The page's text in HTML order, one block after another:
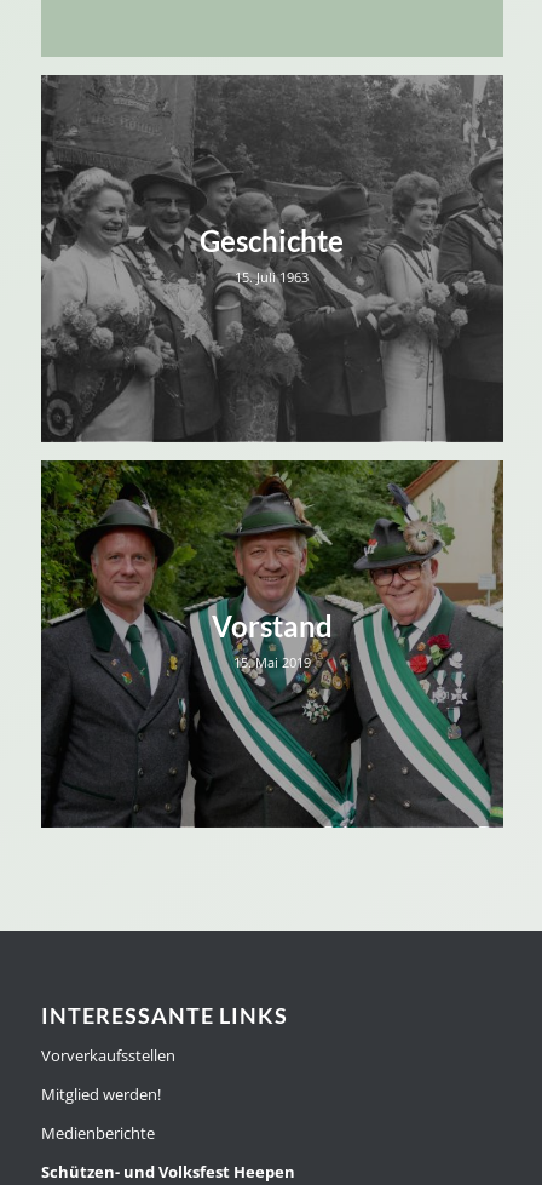
Geschichte
15. Juli 1963
Vorstand
15. Mai 2019
INTERESSANTE LINKS
Vorverkaufsstellen
Mitglied werden!
Medienberichte
Schützen- und Volksfest Heepen